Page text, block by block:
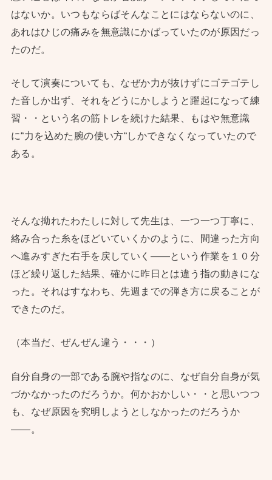
はないか。いつもならばそんなことにはならないのに、
あれはひじの痛みを無意識にかばっていたのが原因だっ
たのだ。
そして演奏についても、なぜか力が抜けずにゴテゴテし
た音しか出ず、それをどうにかしようと躍起になって練
習・・という名の筋トレを続けた結果、もはや無意識
に“力を込めた腕の使い方“しかできなくなっていたので
ある。
そんな拗れたわたしに対して先生は、一つ一つ丁寧に、
絡み合った糸をほどいていくかのように、間違った方向
へ進みすぎた右手を戻していく——という作業を１０分
ほど繰り返した結果、確かに昨日とは違う指の動きにな
った。それはすなわち、先週までの弾き方に戻ることが
できたのだ。
（本当だ、ぜんぜん違う・・・）
自分自身の一部である腕や指なのに、なぜ自分自身が気
づかなかったのだろうか。何かおかしい・・と思いつつ
も、なぜ原因を究明しようとしなかったのだろうか
——。